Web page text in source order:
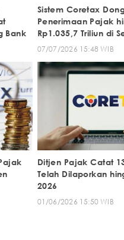
Bank
Sistem Coretax
Penerimaan Pajak
Rp1.035,7 Triliun di
07/07/2026 15:48 WIB
Ditjen Pajak Catat
Telah Dilaporkan
2026
01/06/2026 15:50 WIB